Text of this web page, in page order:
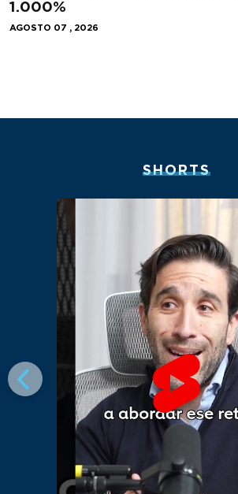
1.000%
AGOSTO 07 , 2026
SHORTS